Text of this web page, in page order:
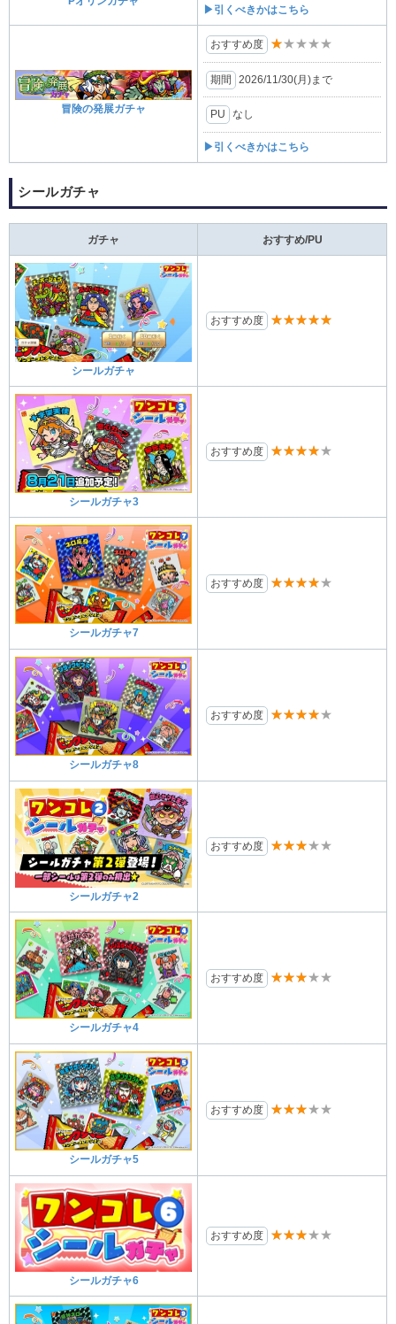
▶引くべきかはこちら
冒険の発展ガチャ
おすすめ度 ★★★★★
期間 2026/11/30(月)まで
PU なし
▶引くべきかはこちら
シールガチャ
ガチャ おすすめ/PU
シールガチャ
おすすめ度 ★★★★★
シールガチャ3
おすすめ度 ★★★★★
シールガチャ7
おすすめ度 ★★★★★
シールガチャ8
おすすめ度 ★★★★★
シールガチャ2
おすすめ度 ★★★★★
シールガチャ4
おすすめ度 ★★★★★
シールガチャ5
おすすめ度 ★★★★★
シールガチャ6
おすすめ度 ★★★★★